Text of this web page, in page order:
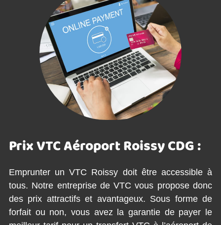
Prix VTC Aéroport Roissy CDG :
Emprunter un VTC Roissy doit être accessible à
tous. Notre entreprise de VTC vous propose donc
des prix attractifs et avantageux. Sous forme de
forfait ou non, vous avez la garantie de payer le